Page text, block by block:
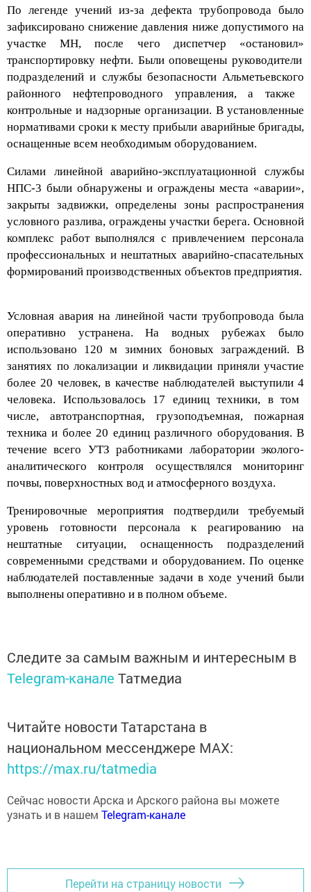
По легенде учений из-за дефекта трубопровода было
зафиксировано снижение давления ниже допустимого на
участке МН, после чего диспетчер «остановил»
транспортировку нефти. Были оповещены руководители
подразделений и службы безопасности Альметьевского
районного нефтепроводного управления, а также
контрольные и надзорные организации. Вустановленные
нормативами сроки к месту прибыли аварийные бригады,
оснащенные всем необходимым оборудованием.
Силами линейной аварийно-эксплуатационной службы
НПС-3 были обнаружены и ограждены места «аварии»,
закрыты задвижки, определены зоны распространения
условного разлива, ограждены участки берега. Основной
комплекс работ выполнялся с привлечением персонала
профессиональных и нештатных аварийно-спасательных
формирований производственных объектов предприятия.
Условная авария на линейной части трубопровода была
оперативно устранена. На водных рубежах было
использовано 120 м зимних боновыхзаграждений. В
занятиях по локализации и ликвидации принялиучастие
более20 человек, в качестве наблюдателей выступили4
человека. Использовалось 17 единиц техники, в том
числе, автотранспортная, грузоподъемная, пожарная
техника и более 20 единиц различного оборудования. В
течение всего УТЗ работниками лаборатории эколого-
аналитического контроля осуществлялсямониторинг
почвы, поверхностных вод и атмосферного воздуха.
Тренировочные мероприятия подтвердили требуемый
уровень готовности персонала к реагированию на
нештатные ситуации, оснащенность подразделений
современными средствами и оборудованием. По оценке
наблюдателей поставленные задачи в ходе учений были
выполнены оперативно и в полном объеме.
Следите за самым важным и интересным в
Telegram-канале Татмедиа
Читайте новости Татарстана в
национальном мессенджере MАХ:
https://max.ru/tatmedia
Сейчас новости Арска и Арского района вы можете
узнать и в нашем Telegram-канале
Перейти на страницу новости